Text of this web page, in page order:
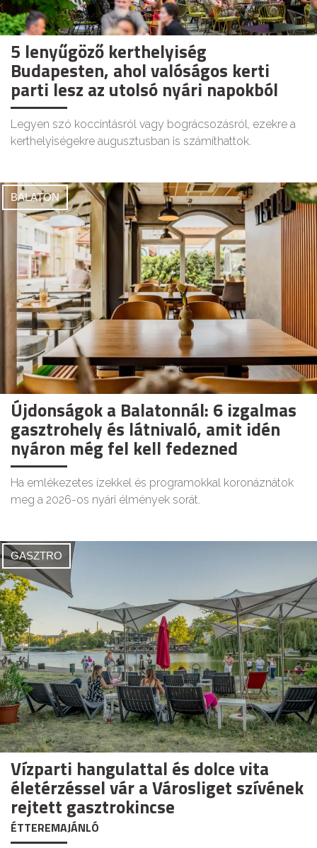
5 lenyűgöző kerthelyiség
Budapesten, ahol valóságos kerti
parti lesz az utolsó nyári napokból
Legyen szó koccintásról vagy bográcsozásról, ezekre a
kerthelyiségekre augusztusban is számíthattok.
BALATON
Újdonságok a Balatonnál: 6 izgalmas
gasztrohely és látnivaló, amit idén
nyáron még fel kell fedezned
Ha emlékezetes ízekkel és programokkal koronáznátok
meg a 2026-os nyári élmények sorát.
GASZTRO
Vízparti hangulattal és dolce vita
életérzéssel vár a Városliget szívének
rejtett gasztrokincse
ÉTTEREMAJÁNLÓ